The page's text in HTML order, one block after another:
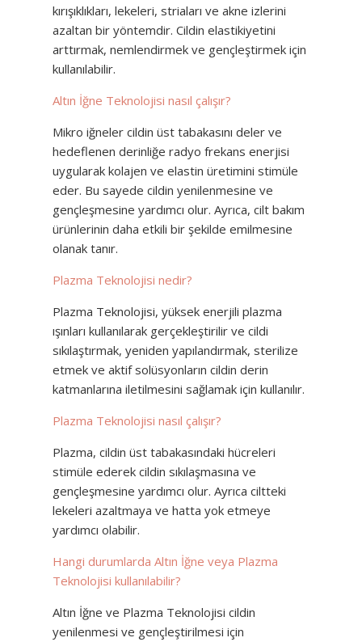
kırışıklıkları, lekeleri, striaları ve akne izlerini
azaltan bir yöntemdir. Cildin elastikiyetini
arttırmak, nemlendirmek ve gençleştirmek için
kullanılabilir.
Altın İğne Teknolojisi nasıl çalışır?
Mikro iğneler cildin üst tabakasını deler ve
hedeflenen derinliğe radyo frekans enerjisi
uygularak kolajen ve elastin üretimini stimüle
eder. Bu sayede cildin yenilenmesine ve
gençleşmesine yardımcı olur. Ayrıca, cilt bakım
ürünlerinin daha etkili bir şekilde emilmesine
olanak tanır.
Plazma Teknolojisi nedir?
Plazma Teknolojisi, yüksek enerjili plazma
ışınları kullanılarak gerçekleştirilir ve cildi
sıkılaştırmak, yeniden yapılandırmak, sterilize
etmek ve aktif solüsyonların cildin derin
katmanlarına iletilmesini sağlamak için kullanılır.
Plazma Teknolojisi nasıl çalışır?
Plazma, cildin üst tabakasındaki hücreleri
stimüle ederek cildin sıkılaşmasına ve
gençleşmesine yardımcı olur. Ayrıca ciltteki
lekeleri azaltmaya ve hatta yok etmeye
yardımcı olabilir.
Hangi durumlarda Altın İğne veya Plazma
Teknolojisi kullanılabilir?
Altın İğne ve Plazma Teknolojisi cildin
yenilenmesi ve gençleştirilmesi için